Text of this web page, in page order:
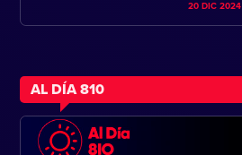
20 DIC 2024
AL DÍA 810